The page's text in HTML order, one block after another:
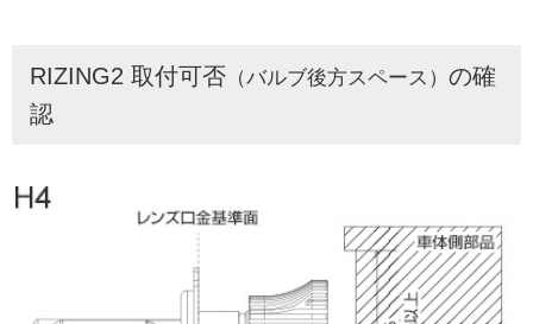
RIZING2 取付可否 （バルブ後方スペース） の確
認